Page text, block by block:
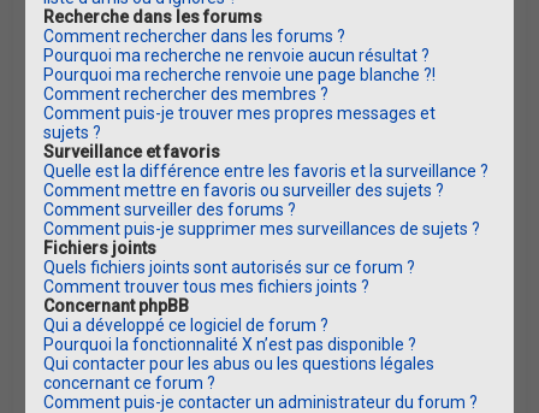
Recherche dans les forums
Comment rechercher dans les forums ?
Pourquoi ma recherche ne renvoie aucun résultat ?
Pourquoi ma recherche renvoie une page blanche ?!
Comment rechercher des membres ?
Comment puis-je trouver mes propres messages et
sujets ?
Surveillance et favoris
Quelle est la différence entre les favoris et la surveillance ?
Comment mettre en favoris ou surveiller des sujets ?
Comment surveiller des forums ?
Comment puis-je supprimer mes surveillances de sujets ?
Fichiers joints
Quels fichiers joints sont autorisés sur ce forum ?
Comment trouver tous mes fichiers joints ?
Concernant phpBB
Qui a développé ce logiciel de forum ?
Pourquoi la fonctionnalité X n’est pas disponible ?
Qui contacter pour les abus ou les questions légales
concernant ce forum ?
Comment puis-je contacter un administrateur du forum ?